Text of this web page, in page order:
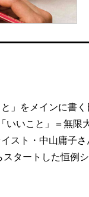
」をメインに書く
いいこと」＝無限
スト・中山庸子
タートした恒例